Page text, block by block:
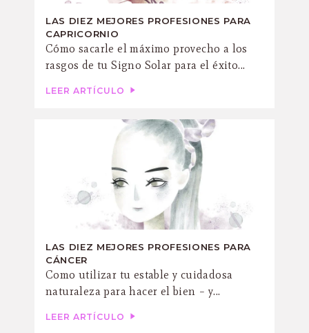
LAS DIEZ MEJORES PROFESIONES PARA
CAPRICORNIO
Cómo sacarle el máximo provecho a los
rasgos de tu Signo Solar para el éxito...
LEER ARTÍCULO
LAS DIEZ MEJORES PROFESIONES PARA
CÁNCER
Como utilizar tu estable y cuidadosa
naturaleza para hacer el bien – y...
LEER ARTÍCULO